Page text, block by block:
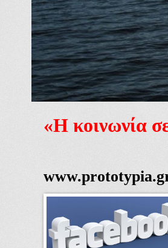
«Η κοινωνία